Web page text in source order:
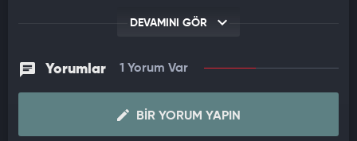
DEVAMINI GÖR
Yorumlar 1 Yorum Var
BIR YORUM YAPIN